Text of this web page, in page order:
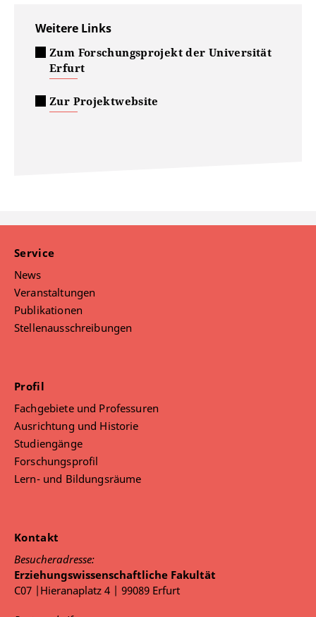
Weitere Links
Zum Forschungsprojekt der Universität
Erfurt
Zur Projektwebsite
Service
News
Veranstaltungen
Publikationen
Stellenausschreibungen
Profil
Fachgebiete und Professuren
Ausrichtung und Historie
Studiengänge
Forschungsprofil
Lern- und Bildungsräume
Kontakt
Besucheradresse:
Erziehungswissenschaftliche Fakultät
C07 |Hieranaplatz 4 | 99089 Erfurt